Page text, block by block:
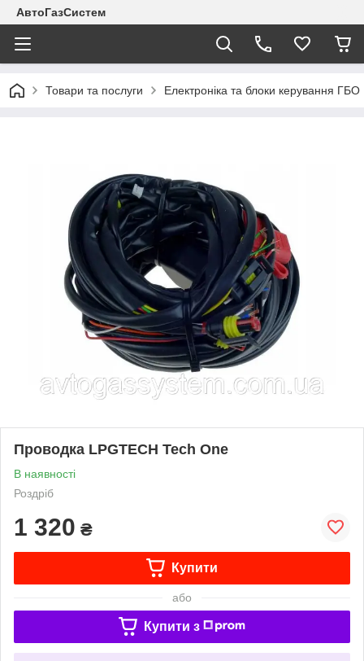
АвтоГазСистем
Товари та послуги Електроніка та блоки керування ГБО
Проводка LPGTECH Tech One
В наявності
Роздріб
1 320 ₴
Купити
або
Купити з